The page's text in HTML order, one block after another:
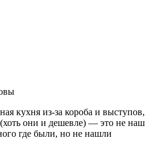
кухня из-за короба и выступов,
они и дешевле) — это не наш
где были, но не нашли